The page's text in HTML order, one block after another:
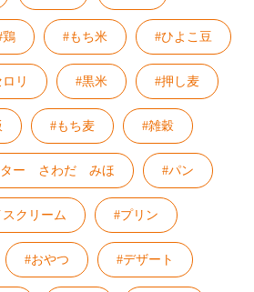
鶏 #もち米 #ひよこ豆
リ #黒米 #押し麦
#もち麦 #雑穀
ター さわだ みほ #パン
スクリーム #プリン
#おやつ #デザート